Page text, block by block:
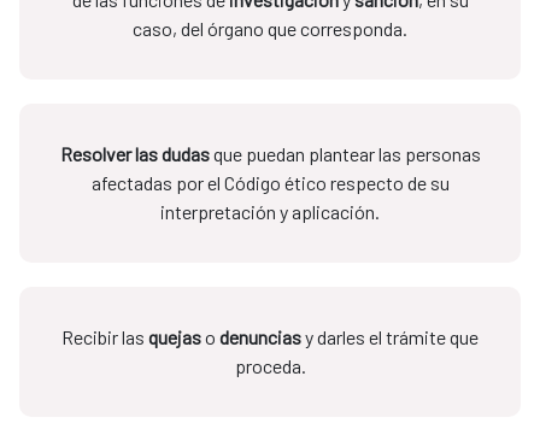
caso, del órgano que corresponda.
Resolver las dudasque puedan plantear las personas
afectadas por el Código ético respecto de su
interpretación y aplicación.
Recibir las quejaso denunciasy darles el trámite que
proceda.